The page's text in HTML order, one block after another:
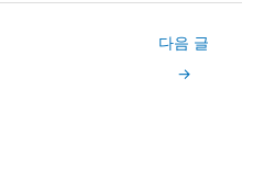
다음 글
→